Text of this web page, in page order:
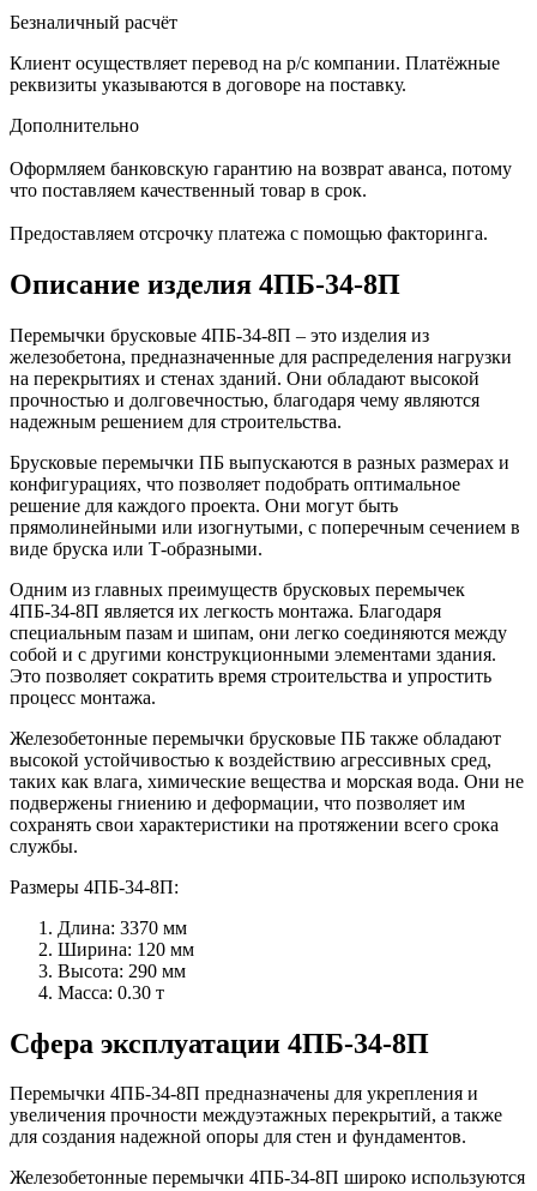
Безналичный расчёт
Клиент осуществляет перевод на р/с компании. Платёжные
реквизиты указываются в договоре на поставку.
Дополнительно
Оформляем банковскую гарантию на возврат аванса, потому
что поставляем качественный товар в срок.
Предоставляем отсрочку платежа с помощью факторинга.
Описание изделия 4ПБ-34-8П
Перемычки брусковые 4ПБ-34-8П – это изделия из
железобетона, предназначенные для распределения нагрузки
на перекрытиях и стенах зданий. Они обладают высокой
прочностью и долговечностью, благодаря чему являются
надежным решением для строительства.
Брусковые перемычки ПБ выпускаются в разных размерах и
конфигурациях, что позволяет подобрать оптимальное
решение для каждого проекта. Они могут быть
прямолинейными или изогнутыми, с поперечным сечением в
виде бруска или Т-образными.
Одним из главных преимуществ брусковых перемычек
4ПБ-34-8П является их легкость монтажа. Благодаря
специальным пазам и шипам, они легко соединяются между
собой и с другими конструкционными элементами здания.
Это позволяет сократить время строительства и упростить
процесс монтажа.
Железобетонные перемычки брусковые ПБ также обладают
высокой устойчивостью к воздействию агрессивных сред,
таких как влага, химические вещества и морская вода. Они не
подвержены гниению и деформации, что позволяет им
сохранять свои характеристики на протяжении всего срока
службы.
Размеры 4ПБ-34-8П:
Длина: 3370 мм
Ширина: 120 мм
Высота: 290 мм
Масса: 0.30 т
Сфера эксплуатации 4ПБ-34-8П
Перемычки 4ПБ-34-8П предназначены для укрепления и
увеличения прочности междуэтажных перекрытий, а также
для создания надежной опоры для стен и фундаментов.
Железобетонные перемычки 4ПБ-34-8П широко используются